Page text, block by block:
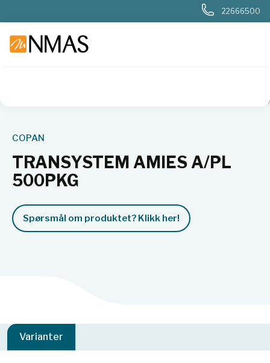
22666500
COPAN
TRANSYSTEM AMIES A/PL
500PKG
Spørsmål om produktet? Klikk her!
Varianter